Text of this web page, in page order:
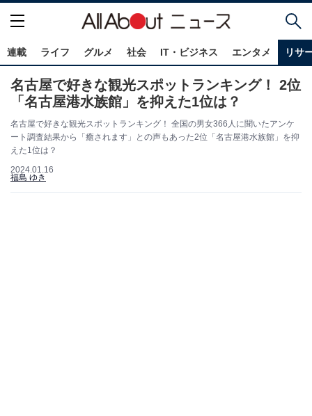
連載 ライフ グルメ 社会 IT・ビジネス エンタメ リサ
名古屋で好きな観光スポットランキング！ 2位
「名古屋港水族館」を抑えた1位は？
名古屋で好きな観光スポットランキング！ 全国の男女366人に聞いたアンケ
ート調査結果から「癒されます」との声もあった2位「名古屋港水族館」を抑
えた1位は？
2024.01.16
福島 ゆき